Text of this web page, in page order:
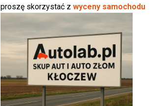
proszę skorzystać z wyceny samochodu